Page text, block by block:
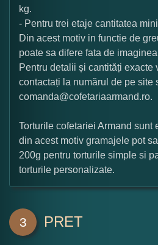
kg.
- Pentru trei etaje cantitatea
Din acest motiv in functie de
poate sa difere fata de
Pentru detalii și cantități exacte
contactați la numărul de pe site
comanda@cofetariaarmand.ro.
Torturile cofetariei Armand sunt
din acest motiv gramajele pot
200g pentru torturile simple si
torturile personalizate.
3 PRET